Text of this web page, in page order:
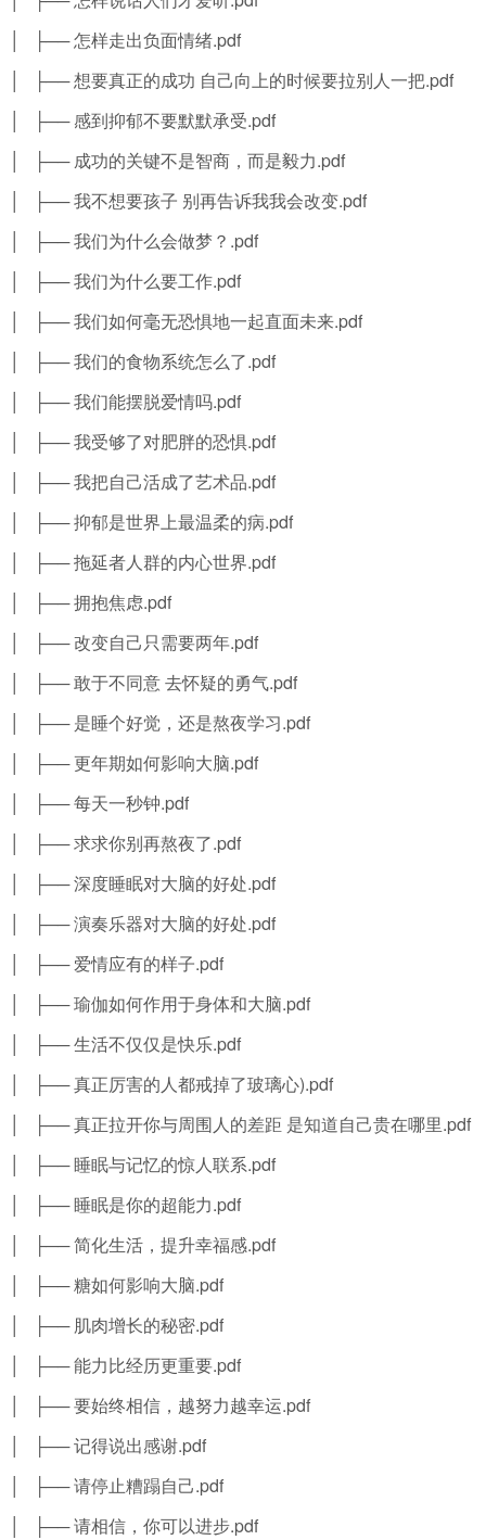
│ ├── 怎样走出负面情绪.pdf
│ ├── 想要真正的成功 自己向上的时候要拉别人一把.pdf
│ ├── 感到抑郁不要默默承受.pdf
│ ├── 成功的关键不是智商，而是毅力.pdf
│ ├── 我不想要孩子 别再告诉我我会改变.pdf
│ ├── 我们为什么会做梦？.pdf
│ ├── 我们为什么要工作.pdf
│ ├── 我们如何毫无恐惧地一起直面未来.pdf
│ ├── 我们的食物系统怎么了.pdf
│ ├── 我们能摆脱爱情吗.pdf
│ ├── 我受够了对肥胖的恐惧.pdf
│ ├── 我把自己活成了艺术品.pdf
│ ├── 抑郁是世界上最温柔的病.pdf
│ ├── 拖延者人群的内心世界.pdf
│ ├── 拥抱焦虑.pdf
│ ├── 改变自己只需要两年.pdf
│ ├── 敢于不同意 去怀疑的勇气.pdf
│ ├── 是睡个好觉，还是熬夜学习.pdf
│ ├── 更年期如何影响大脑.pdf
│ ├── 每天一秒钟.pdf
│ ├── 求求你别再熬夜了.pdf
│ ├── 深度睡眠对大脑的好处.pdf
│ ├── 演奏乐器对大脑的好处.pdf
│ ├── 爱情应有的样子.pdf
│ ├── 瑜伽如何作用于身体和大脑.pdf
│ ├── 生活不仅仅是快乐.pdf
│ ├── 真正厉害的人都戒掉了玻璃心).pdf
│ ├── 真正拉开你与周围人的差距 是知道自己贵在哪里.pdf
│ ├── 睡眠与记忆的惊人联系.pdf
│ ├── 睡眠是你的超能力.pdf
│ ├── 简化生活，提升幸福感.pdf
│ ├── 糖如何影响大脑.pdf
│ ├── 肌肉增长的秘密.pdf
│ ├── 能力比经历更重要.pdf
│ ├── 要始终相信，越努力越幸运.pdf
│ ├── 记得说出感谢.pdf
│ ├── 请停止糟蹋自己.pdf
│ ├── 请相信，你可以进步.pdf